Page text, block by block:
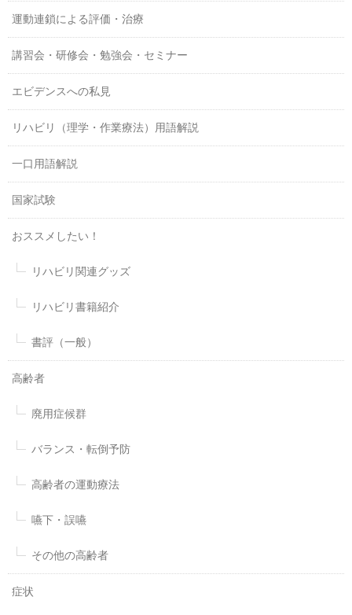
運動連鎖による評価・治療
講習会・研修会・勉強会・セミナー
エビデンスへの私見
リハビリ（理学・作業療法）用語解説
一口用語解説
国家試験
おススメしたい！
リハビリ関連グッズ
リハビリ書籍紹介
書評（一般）
高齢者
廃用症候群
バランス・転倒予防
高齢者の運動療法
嚥下・誤嚥
その他の高齢者
症状